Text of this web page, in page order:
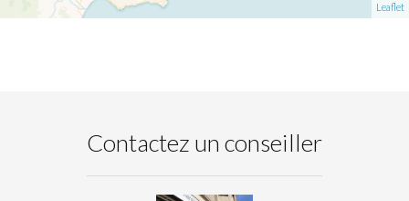
Leaflet
Contactez un conseiller